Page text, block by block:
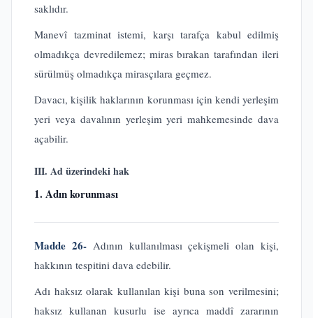
saklıdır.
Manevî tazminat istemi, karşı tarafça kabul edilmiş
olmadıkça devredilemez; miras bırakan tarafından ileri
sürülmüş olmadıkça mirasçılara geçmez.
Davacı, kişilik haklarının korunması için kendi yerleşim
yeri veya davalının yerleşim yeri mahkemesinde dava
açabilir.
III. Ad üzerindeki hak
1. Adın korunması
Madde 26-Adının kullanılması çekişmeli olan kişi,
hakkının tespitini dava edebilir.
Adı haksız olarak kullanılan kişi buna son verilmesini;
haksız kullanan kusurlu ise ayrıca maddî zararının